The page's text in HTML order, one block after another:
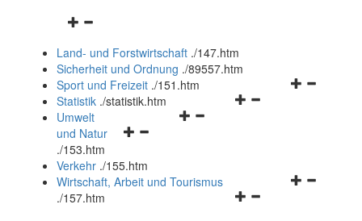
Navigationsmenü
und
schließen
Land- und Forstwirtschaft ./147.htm
Sicherheit und Ordnung ./89557.htm
Navigationsmenü
Sport und Freizeit ./151.htm
Navigationsmenü
Statistik ./statistik.htm
Navigationsmenü
und
schließen
Umwelt
und Natur
./153.htm
Verkehr ./155.htm
Navigationsmenü
Wirtschaft, Arbeit und Tourismus
./157.htm